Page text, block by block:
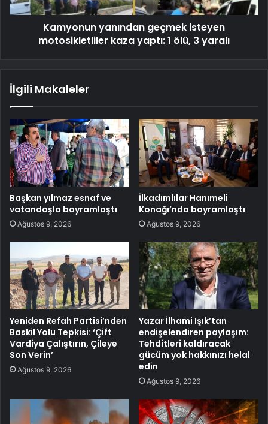
Kamyonun yanından geçmek isteyen
motosikletliler kaza yaptı: 1 ölü, 3 yaralı
İlgili Makaleler
Başkan yılmaz esnaf ve
vatandaşla bayramlaştı
Ağustos 9, 2026
İlkadımlılar Hanımeli
Konağı’nda bayramlaştı
Ağustos 9, 2026
Yeniden Refah Partisi’nden
Baskil Yolu Tepkisi: ‘Çift
Vardiya Çalıştırın, Çileye
Son Verin’
Ağustos 9, 2026
Yazar İlhami Işık’tan
endişelendiren paylaşım:
Tehditleri kaldıracak
gücüm yok hakkınızı helal
edin
Ağustos 9, 2026